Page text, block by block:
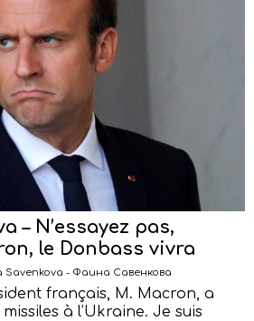
– N’essayez pas,
le Donbass vivra
Savenkova - Фаина Савенкова
français, M. Macron, a
à l’Ukraine. Je suis